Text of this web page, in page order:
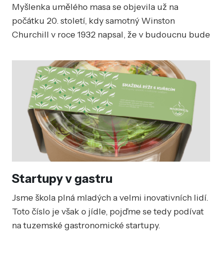
Myšlenka umělého masa se objevila už na
počátku 20. století, kdy samotný Winston
Churchill v roce 1932 napsal, že v budoucnu bude
Startupy v gastru
Jsme škola plná mladých a velmi inovativních lidí.
Toto číslo je však o jídle, pojďme se tedy podívat
na tuzemské gastronomické startupy.